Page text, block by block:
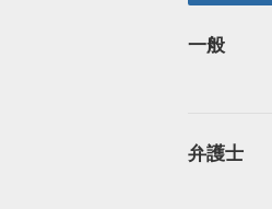
一般
弁護士